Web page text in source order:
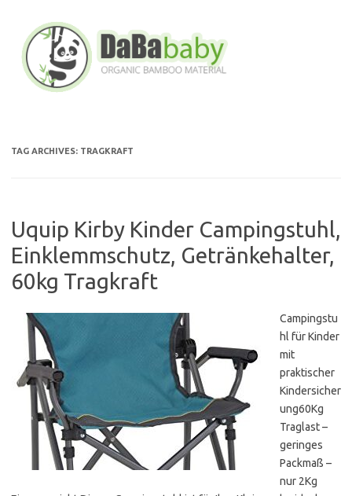
content
TAG ARCHIVES: TRAGKRAFT
Uquip Kirby Kinder Campingstuhl,
Einklemmschutz, Getränkehalter,
60kg Tragkraft
Campingstu
hl für Kinder
mit
praktischer
Kindersicher
ung60Kg
Traglast –
geringes
Packmaß –
nur 2Kg